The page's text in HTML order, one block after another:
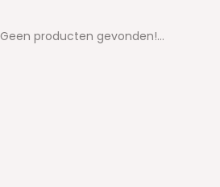
Geen producten gevonden!...